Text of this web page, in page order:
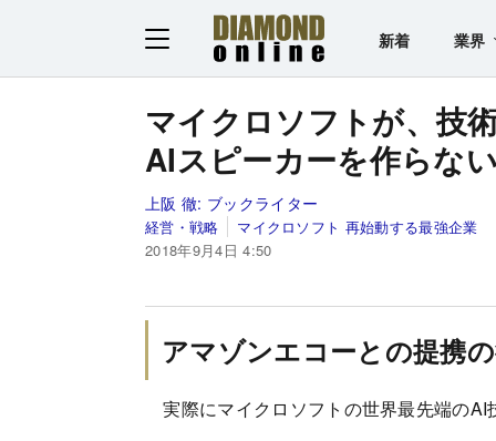
新着 業界
マイクロソフトが、技
AIスピーカーを作らな
上阪 徹: ブックライター
経営・戦略
マイクロソフト 再始動する最強企業
2018年9月4日 4:50
アマゾンエコーとの提携
実際にマイクロソフトの世界最先端のAI